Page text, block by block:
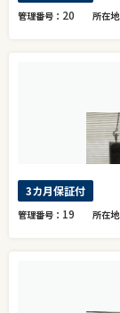
管理番号 20 所在地
3カ月保証付
管理番号 19 所在地